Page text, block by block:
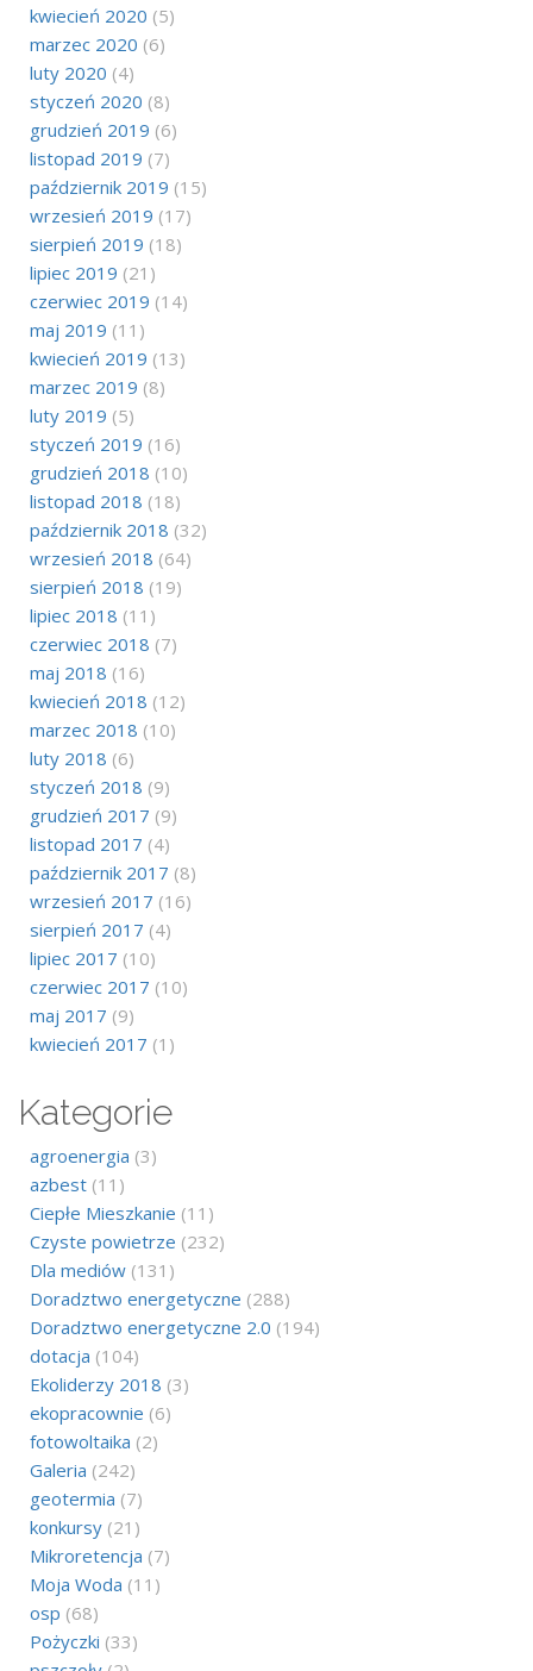
kwiecień 2020 (5)
marzec 2020 (6)
luty 2020 (4)
styczeń 2020 (8)
grudzień 2019 (6)
listopad 2019 (7)
październik 2019 (15)
wrzesień 2019 (17)
sierpień 2019 (18)
lipiec 2019 (21)
czerwiec 2019 (14)
maj 2019 (11)
kwiecień 2019 (13)
marzec 2019 (8)
luty 2019 (5)
styczeń 2019 (16)
grudzień 2018 (10)
listopad 2018 (18)
październik 2018 (32)
wrzesień 2018 (64)
sierpień 2018 (19)
lipiec 2018 (11)
czerwiec 2018 (7)
maj 2018 (16)
kwiecień 2018 (12)
marzec 2018 (10)
luty 2018 (6)
styczeń 2018 (9)
grudzień 2017 (9)
listopad 2017 (4)
październik 2017 (8)
wrzesień 2017 (16)
sierpień 2017 (4)
lipiec 2017 (10)
czerwiec 2017 (10)
maj 2017 (9)
kwiecień 2017 (1)
Kategorie
agroenergia (3)
azbest (11)
Ciepłe Mieszkanie (11)
Czyste powietrze (232)
Dla mediów (131)
Doradztwo energetyczne (288)
Doradztwo energetyczne 2.0 (194)
dotacja (104)
Ekoliderzy 2018 (3)
ekopracownie (6)
fotowoltaika (2)
Galeria (242)
geotermia (7)
konkursy (21)
Mikroretencja (7)
Moja Woda (11)
osp (68)
Pożyczki (33)